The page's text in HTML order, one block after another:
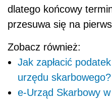
dlatego końcowy
przesuwa się na
Zobacz również:
Jak zapłacić
urzędu skarbowego?
e-Urząd Skarbowy